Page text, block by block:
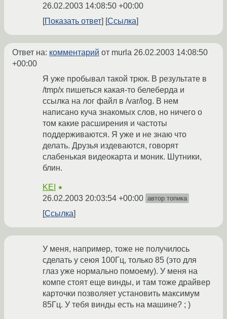
26.02.2003 14:08:50 +00:00
Показать ответ
Ссылка
Ответ на: комментарий от murla 26.02.2003 14:08:50
+00:00
Я уже пробывал такой трюк. В результате в
/tmp/x пишеться какая-то белеберда и
ссылка на лог файл в /var/log. В нем
написано куча знакомых слов, но ничего о
том какие расширения и частоты
поддерживаются. Я уже и не знаю что
делать. Друзья издеваются, говорят
слабенькая видеокарта и моник. Шутники,
блин.
KEI ★
26.02.2003 20:03:54 +00:00 автор топика
Ссылка
У меня, например, тоже не получилось
сделать у сеюя 100Гц, только 85 (это для
глаз уже нормально помоему). У меня на
компе стоят еще винды, и там тоже драйвер
карточки позволяет установить максимум
85Гц. У тебя винды есть на машине? ; )